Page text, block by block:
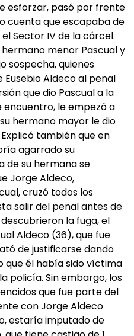
esforzar, pasó por frente
cuenta que escapaba de
Sector IV de la cárcel.
menor Pascual y
sospecha, quienes
Aldeco al penal
que dio Pascual a la
encuentro, le empezó a
hermano mayor le dio
también que en
agarrado su
de su hermana se
Jorge Aldeco,
cruzó todos los
salir del penal antes de
descubrieron la fuga, el
Aldeco (36), que fue
de justificarse dando
que él había sido víctima
policía. Sin embargo, los
que fue parte del
con Jorge Aldeco
estaría imputado de